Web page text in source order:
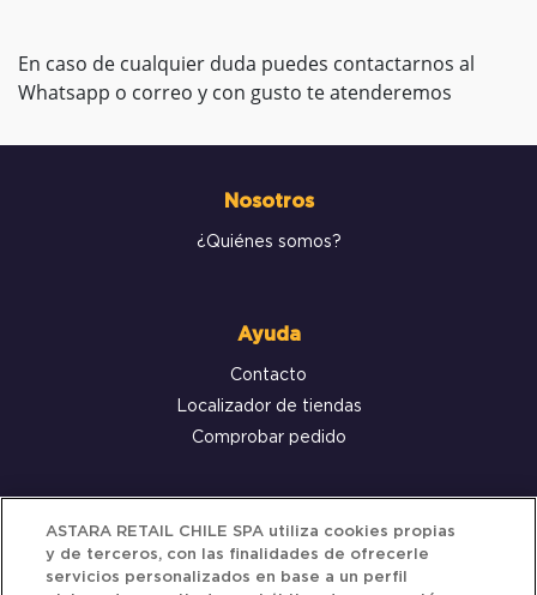
En caso de cualquier duda puedes contactarnos al
Whatsapp o correo y con gusto te atenderemos
Nosotros
¿Quiénes somos?
Ayuda
Contacto
Localizador de tiendas
Comprobar pedido
Servicio al cliente
Términos y Condiciones
ASTARA RETAIL CHILE SPA utiliza cookies propias
y de terceros, con las finalidades de ofrecerle
servicios personalizados en base a un perfil